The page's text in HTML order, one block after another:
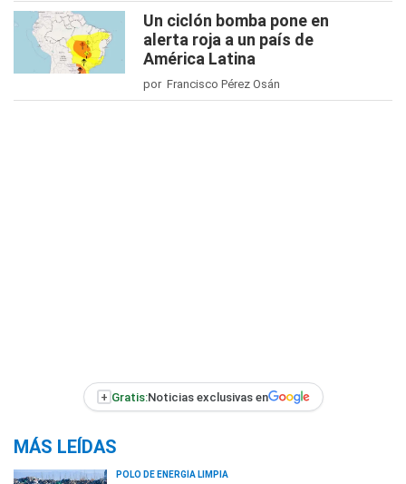
Un ciclón bomba pone en
alerta roja a un país de
América Latina
por Francisco Pérez Osán
+ Gratis:Noticias exclusivas en
MÁS LEÍDAS
POLO DE ENERGÍA LIMPIA